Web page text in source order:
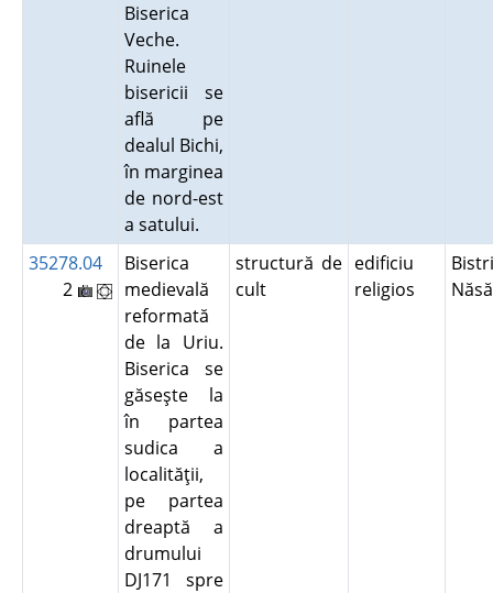
Biserica
Veche.
Ruinele
bisericii se
află pe
dealul Bichi,
în marginea
de nord-est
a satului.
35278.04
2
Biserica
medievală
reformată
de la Uriu.
Biserica se
găseşte la
în partea
sudica a
localităţii,
pe partea
dreaptă a
drumului
DJ171 spre
structură de
cult
edificiu
religios